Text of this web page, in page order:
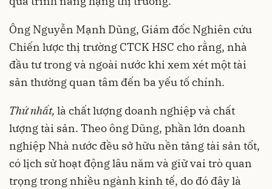
Ông Nguyễn Mạnh Dũng, Giám đốc Nghiên cứu
Chiến lược thị trường CTCK HSC cho rằng, nhà
đầu tư trong và ngoài nước khi xem xét một tài
sản thường quan tâm đến ba yếu tố chính.
Thứ nhất, là chất lượng doanh nghiệp và chất
lượng tài sản. Theo ông Dũng, phần lớn doanh
nghiệp Nhà nước đều sở hữu nền tảng tài sản tốt,
có lịch sử hoạt động lâu năm và giữ vai trò quan
trọng trong nhiều ngành kinh tế, do đó đây là